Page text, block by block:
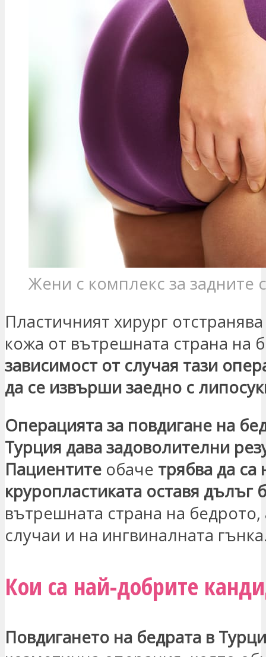
Жени с комплекс за задните
Пластичният хирург
кожа от вътрешната страна на
зависимост от случая тази
да се извърши заедно с
Операцията за повдигане на
Турция дава задоволителни
Пациентите обаче трябва да са
круропластиката оставя дълъг
вътрешната страна на бедрото,
случаи и на ингвиналната
Кои са най-добрите
Повдигането на бедрата в